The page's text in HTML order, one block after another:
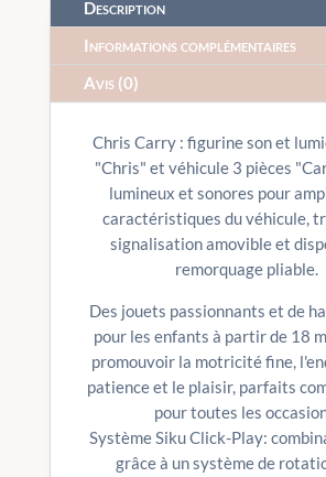
Description
Informations complémentaires
Avis (0)
Chris Carry : figurine son et
"Chris" et véhicule 3 pièces
lumineux et sonores pour
caractéristiques du véhicule,
signalisation amovible et
remorquage pliable.
Des jouets passionnants et de
pour les enfants à partir de 18
promouvoir la motricité fine,
patience et le plaisir, parfaits
pour toutes les
Système Siku Click-Play:
grâce à un système de